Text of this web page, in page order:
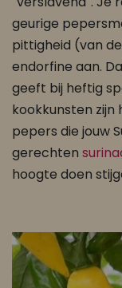
geurige
pittigheid (van
endorfine aan.
geeft bij heftig
kookkunsten
pepers die jouw
gerechten
hoogte doen